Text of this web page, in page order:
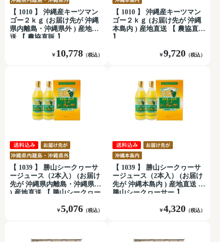
【 1010 】 沖縄産キーツマン
ゴー２ｋｇ (お届け先が 沖縄
県内離島・沖縄県外 ) 産地直
送 【 農協直販 】
￥ 10,778 （税込）
【 1010 】 沖縄産キーツマン
ゴー２ｋｇ (お届け先が 沖縄
本島内 ) 産地直送 【 農協直販
】
￥9,720 （税込）
【 1039 】 勝山シークヮーサ
ージュース（2本入） (お届け
先が 沖縄県内離島・沖縄県外
) 産地直送 【 勝山シークヮー
￥5,076 （税込）
【 1039 】 勝山シークヮーサ
ージュース（2本入） (お届け
先が 沖縄本島内 ) 産地直送 【
勝山シークヮーサー 】
￥4,320 （税込）